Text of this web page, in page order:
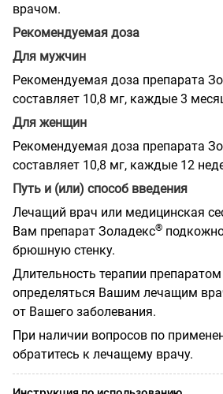
врачом.
Рекомендуемая доза
Для мужчин
Рекомендуемая доза препарата
составляет 10,8 мг, каждые 3
Для женщин
Рекомендуемая доза препарата
составляет 10,8 мг, каждые 12
Путь и (или) способ введения
Лечащий врач или медицинская
Вам препарат Золадекс®
брюшную стенку.
Длительность терапии
определяться Вашим лечащим
от Вашего заболевания.
При наличии вопросов по
обратитесь к лечащему врачу.